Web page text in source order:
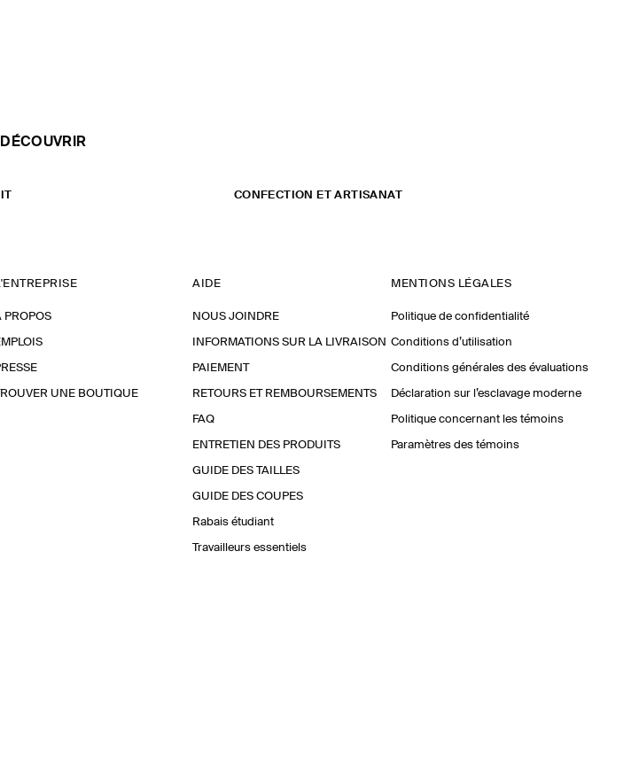
DÉCOUVRIR
CONFECTION ET ARTISANAT
PROPOS
UNE BOUTIQUE
AIDE
NOUS JOINDRE
INFORMATIONS SUR LA LIVRAISON
PAIEMENT
RETOURS ET REMBOURSEMENTS
FAQ
ENTRETIEN DES PRODUITS
GUIDE DES TAILLES
GUIDE DES COUPES
Rabais étudiant
Travailleurs essentiels
MENTIONS LÉGALES
Politique de confidentialité
Conditions d’utilisation
Conditions générales des évaluations
Déclaration sur l’esclavage moderne
Politique concernant les témoins
Paramètres des témoins